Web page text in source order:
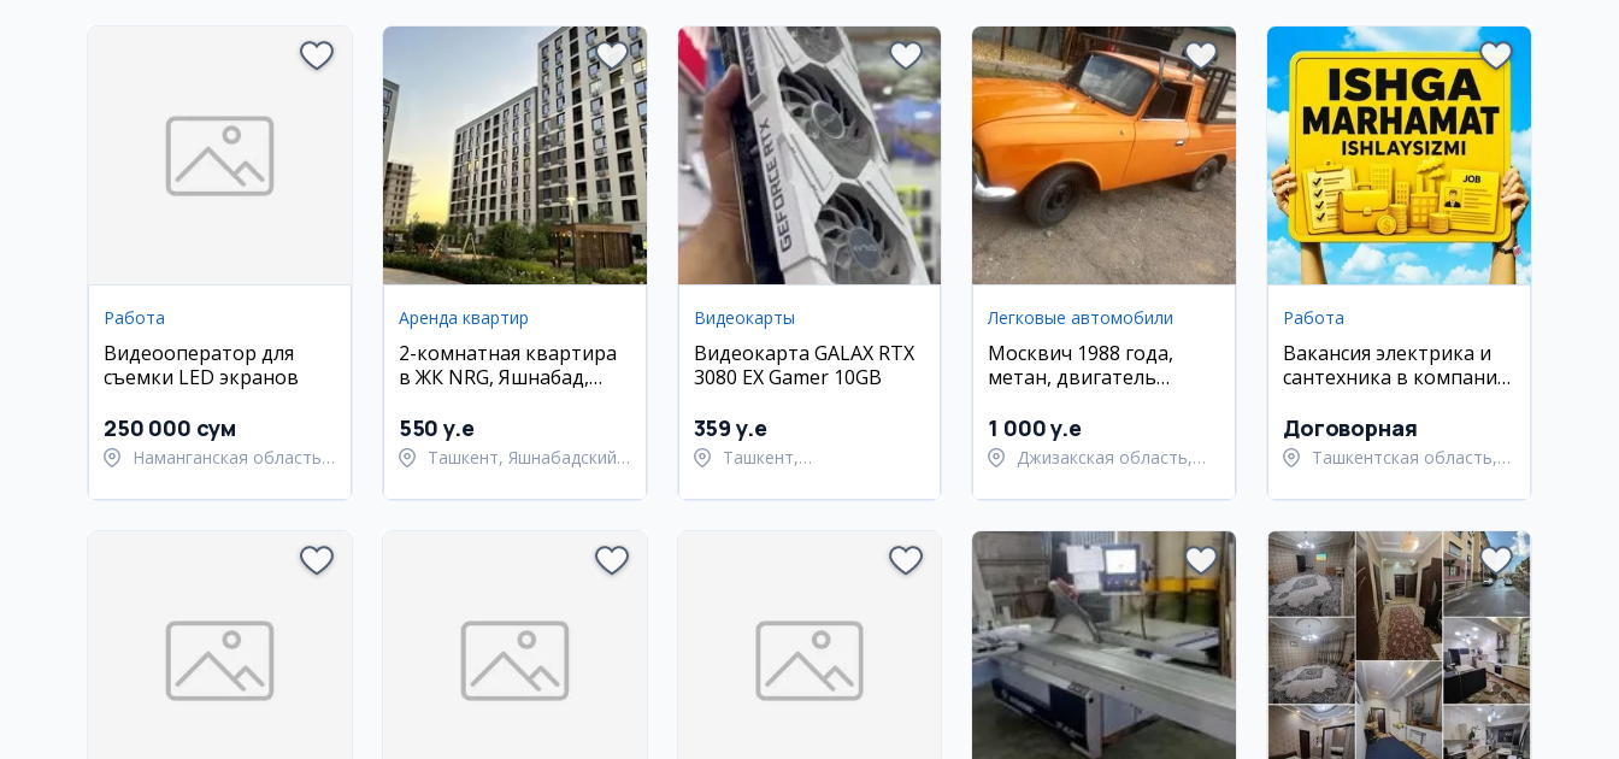
Работа
Видеооператор для
съемки LED экранов
250 000 сум
Наманганская область,
Аренда квартир
2-комнатная квартира
в ЖК NRG, Яшнабад,
550 y.e
Ташкент, Яшнабадский
Видеокарты
Видеокарта GALAX RTX
3080 EX Gamer 10GB
359 y.e
Ташкент,
Легковые автомобили
Москвич 1988 года,
метан, двигатель
1 000 y.e
Джизакская область,
Работа
Вакансия электрика и
сантехника в компанию
Договорная
Ташкентская область,